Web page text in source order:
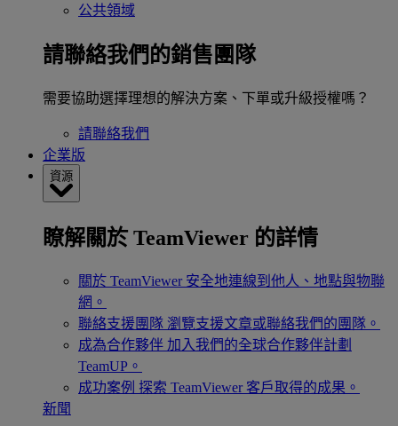
公共領域
請聯絡我們的銷售團隊
需要協助選擇理想的解決方案、下單或升級授權嗎？
請聯絡我們
企業版
資源
瞭解關於 TeamViewer 的詳情
關於 TeamViewer 安全地連線到他人、地點與物聯
網。
聯絡支援團隊 瀏覽支援文章或聯絡我們的團隊。
成為合作夥伴 加入我們的全球合作夥伴計劃
TeamUP。
成功案例 探索 TeamViewer 客戶取得的成果。
新聞